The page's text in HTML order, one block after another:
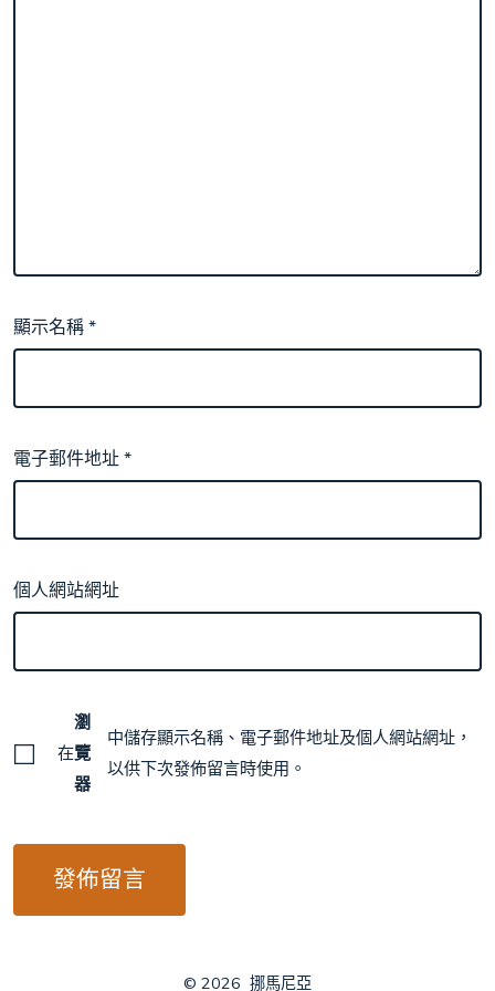
顯示名稱*
電子郵件地址*
個人網站網址
在
瀏
覽
器
中儲存顯示名稱、電子郵件地址及個人網站網址，
以供下次發佈留言時使用。
© 2026 挪馬尼亞